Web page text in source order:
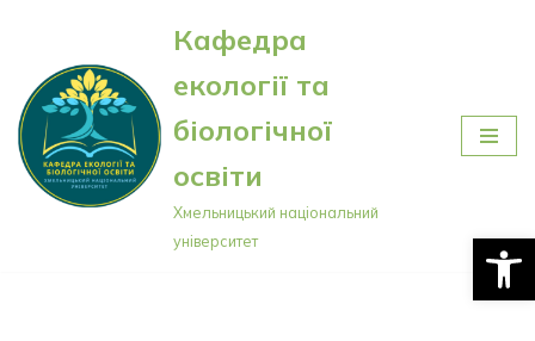
Перейти
до
вмісту
Кафедра
екології та
біологічної
освіти
Хмельницький національний
університет